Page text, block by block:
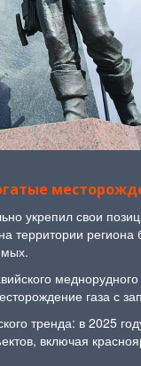
укрепил свои
территории
газа с
тренда: в 2025
включая